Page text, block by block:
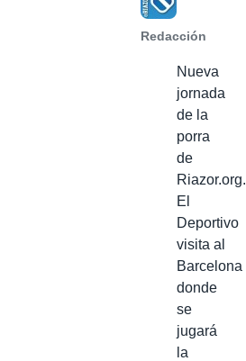
Redacción
Nueva
jornada
de la
porra
de
Riazor.org.
El
Deportivo
visita al
Barcelona
donde
se
jugará
la